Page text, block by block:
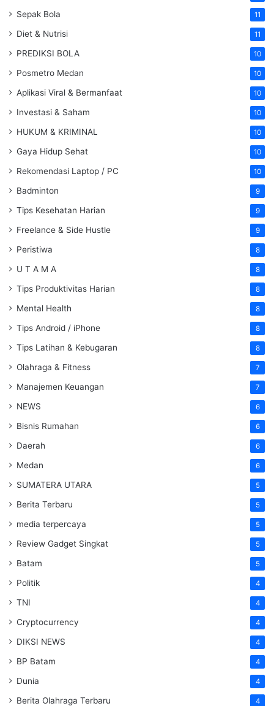
Sepak Bola 11
Diet & Nutrisi 11
PREDIKSI BOLA 10
Posmetro Medan 10
Aplikasi Viral & Bermanfaat 10
Investasi & Saham 10
HUKUM & KRIMINAL 10
Gaya Hidup Sehat 10
Rekomendasi Laptop / PC 10
Badminton 9
Tips Kesehatan Harian 9
Freelance & Side Hustle 9
Peristiwa 8
U T A M A 8
Tips Produktivitas Harian 8
Mental Health 8
Tips Android / iPhone 8
Tips Latihan & Kebugaran 8
Olahraga & Fitness 7
Manajemen Keuangan 7
NEWS 6
Bisnis Rumahan 6
Daerah 6
Medan 6
SUMATERA UTARA 5
Berita Terbaru 5
media terpercaya 5
Review Gadget Singkat 5
Batam 5
Politik 4
TNI 4
Cryptocurrency 4
DIKSI NEWS 4
BP Batam 4
Dunia 4
Berita Olahraga Terbaru 4